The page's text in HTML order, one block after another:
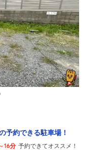
予約できる駐車場！
16分 予約できてオススメ！